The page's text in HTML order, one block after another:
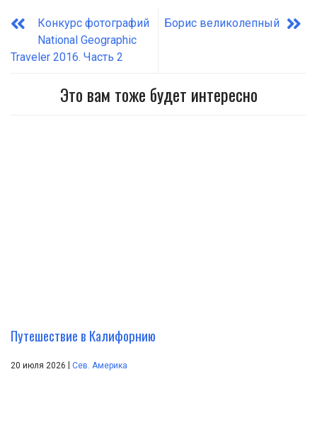
Конкурс фотографий
National Geographic
Traveler 2016. Часть 2
Борис великолепный
Это вам тоже будет интересно
Путешествие в Калифорнию
20 июля 2026 Сев. Америка